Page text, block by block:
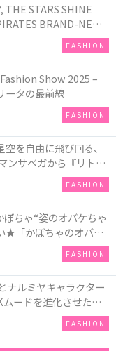
THE STARS SHINE
BRAND-NEW
FASHION
Show 2025 –
ータの最前線
FASHION
を自由に飛び回る、
ンサベガから『リトル
バーサリーイヤー』を
FASHION
ちゃ“姿のオバケちゃ
★「かぼちゃのオバケ
！Q-pot CAFE.では
ート」も登場
FASHION
ナルミヤキャラクター
ードを進化させた新
FASHION